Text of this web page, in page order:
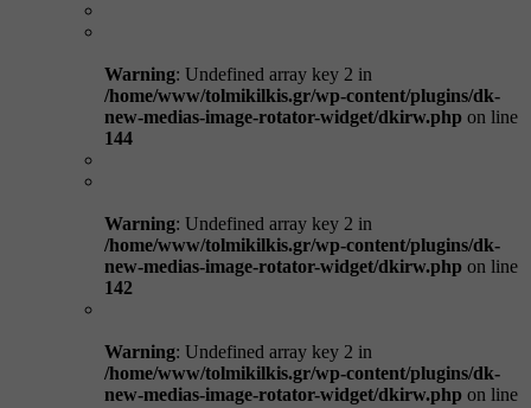
Warning: Undefined array key 2 in
/home/www/tolmikilkis.gr/wp-content/plugins/dk-
new-medias-image-rotator-widget/dkirw.php on line
144
Warning: Undefined array key 2 in
/home/www/tolmikilkis.gr/wp-content/plugins/dk-
new-medias-image-rotator-widget/dkirw.php on line
142
Warning: Undefined array key 2 in
/home/www/tolmikilkis.gr/wp-content/plugins/dk-
new-medias-image-rotator-widget/dkirw.php on line